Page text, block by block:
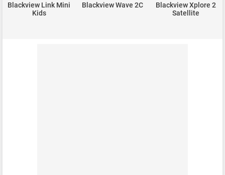
Blackview Link Mini
Kids
Blackview Wave 2C
Blackview Xplore 2
Satellite